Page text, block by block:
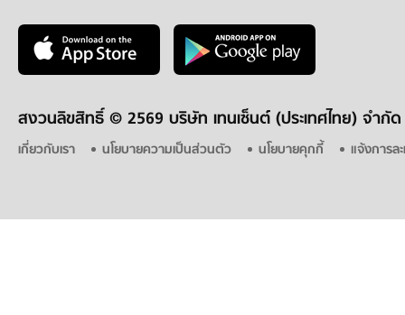
สงวนลิขสิทธิ์ © 2569 บริษัท เทนเซ็นต์ (ประเทศไทย) จำกัด
เกี่ยวกับเรา นโยบายความเป็นส่วนตัว นโยบายคุกกี้ แจ้งการล